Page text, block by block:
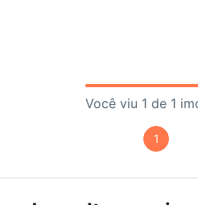
Você viu 1 de 1
1